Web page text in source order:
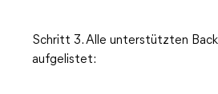
Schritt 3. Alle unterstützten
aufgelistet: